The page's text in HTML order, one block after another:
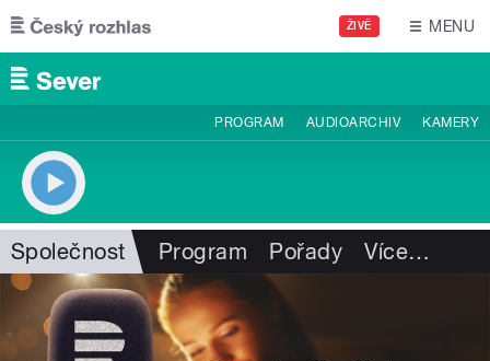
Přejít k hlavnímu obsahu
ŽIVĚ MENU
PROGRAM AUDIOARCHIV KAMERY
Společnost Program Pořady Více…